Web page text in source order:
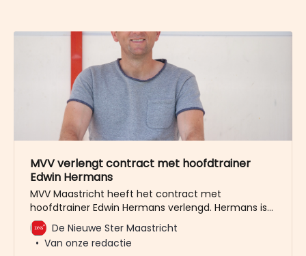
MVV verlengt contract met hoofdtrainer
Edwin Hermans
MVV Maastricht heeft het contract met
hoofdtrainer Edwin Hermans verlengd. Hermans is
aan zijn eerst jaar als hoofdtrainer bij MVV bezig en
had een contract van één seizoen plus vanuit de
club een optiejaar. MVV heeft nu deze optie
De Nieuwe Ster Maastricht
Van onze redactie